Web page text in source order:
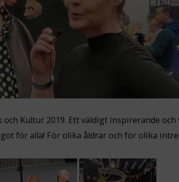
och Kultur 2019. Ett väldigt inspirerande
för alla! För olika åldrar och för olika